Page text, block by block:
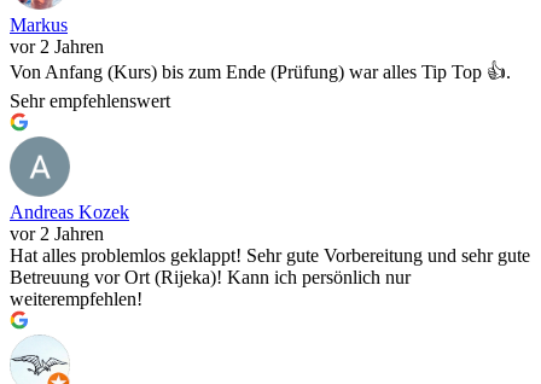
Markus
vor 2 Jahren
Von Anfang (Kurs) bis zum Ende (Prüfung) war alles Tip Top 👍.
Sehr empfehlenswert
Andreas Kozek
vor 2 Jahren
Hat alles problemlos geklappt! Sehr gute Vorbereitung und sehr gute
Betreuung vor Ort (Rijeka)! Kann ich persönlich nur
weiterempfehlen!